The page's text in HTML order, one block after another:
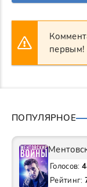
первым!
ПОПУЛЯРНОЕ
Голосов:
Рейтинг: